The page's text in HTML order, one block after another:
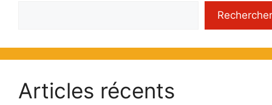
Rechercher
Articles récents